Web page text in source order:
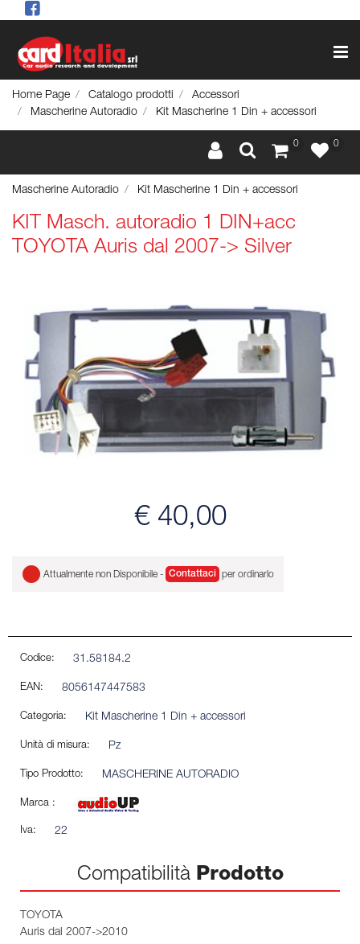
Home Page Catalogo prodotti
Accessori
Mascherine Autoradio
Kit Mascherine 1 Din + accessori
0 0
Mascherine Autoradio Kit Mascherine 1 Din + accessori
KIT Masch. autoradio 1 DIN+acc
TOYOTA Auris dal 2007-> Silver
€ 40,00
Attualmente non Disponibile - Contattaci per ordinarlo
Codice: 31.58184.2
EAN: 8056147447583
Categoria: Kit Mascherine 1 Din + accessori
Unità di misura: Pz
Tipo Prodotto: MASCHERINE AUTORADIO
Marca :
Iva: 22
Compatibilità Prodotto
TOYOTA
Auris dal 2007->2010